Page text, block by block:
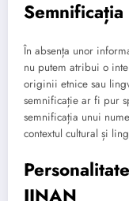
În absența unor
nu putem atribui o
originii etnice sau
semnificație ar fi pur
semnificația unui
contextul cultural și
JINAN